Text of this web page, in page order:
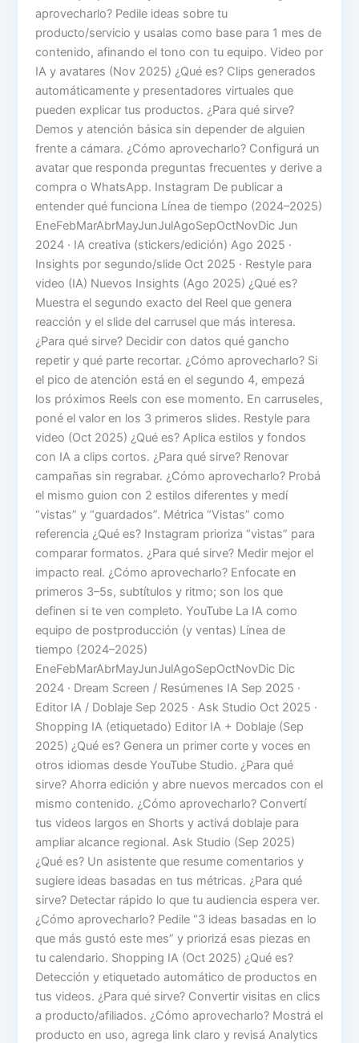
aprovecharlo? Pedile ideas sobre tu
producto/servicio y usalas como base para 1 mes de
contenido, afinando el tono con tu equipo. Video por
IA y avatares (Nov 2025) ¿Qué es? Clips generados
automáticamente y presentadores virtuales que
pueden explicar tus productos. ¿Para qué sirve?
Demos y atención básica sin depender de alguien
frente a cámara. ¿Cómo aprovecharlo? Configurá un
avatar que responda preguntas frecuentes y derive a
compra o WhatsApp. Instagram De publicar a
entender qué funciona Línea de tiempo (2024–2025)
EneFebMarAbrMayJunJulAgoSepOctNovDic Jun
2024 · IA creativa (stickers/edición) Ago 2025 ·
Insights por segundo/slide Oct 2025 · Restyle para
video (IA) Nuevos Insights (Ago 2025) ¿Qué es?
Muestra el segundo exacto del Reel que genera
reacción y el slide del carrusel que más interesa.
¿Para qué sirve? Decidir con datos qué gancho
repetir y qué parte recortar. ¿Cómo aprovecharlo? Si
el pico de atención está en el segundo 4, empezá
los próximos Reels con ese momento. En carruseles,
poné el valor en los 3 primeros slides. Restyle para
video (Oct 2025) ¿Qué es? Aplica estilos y fondos
con IA a clips cortos. ¿Para qué sirve? Renovar
campañas sin regrabar. ¿Cómo aprovecharlo? Probá
el mismo guion con 2 estilos diferentes y medí
“vistas” y “guardados”. Métrica “Vistas” como
referencia ¿Qué es? Instagram prioriza “vistas” para
comparar formatos. ¿Para qué sirve? Medir mejor el
impacto real. ¿Cómo aprovecharlo? Enfocate en
primeros 3–5s, subtítulos y ritmo; son los que
definen si te ven completo. YouTube La IA como
equipo de postproducción (y ventas) Línea de
tiempo (2024–2025)
EneFebMarAbrMayJunJulAgoSepOctNovDic Dic
2024 · Dream Screen / Resúmenes IA Sep 2025 ·
Editor IA / Doblaje Sep 2025 · Ask Studio Oct 2025 ·
Shopping IA (etiquetado) Editor IA + Doblaje (Sep
2025) ¿Qué es? Genera un primer corte y voces en
otros idiomas desde YouTube Studio. ¿Para qué
sirve? Ahorra edición y abre nuevos mercados con el
mismo contenido. ¿Cómo aprovecharlo? Convertí
tus videos largos en Shorts y activá doblaje para
ampliar alcance regional. Ask Studio (Sep 2025)
¿Qué es? Un asistente que resume comentarios y
sugiere ideas basadas en tus métricas. ¿Para qué
sirve? Detectar rápido lo que tu audiencia espera ver.
¿Cómo aprovecharlo? Pedile “3 ideas basadas en lo
que más gustó este mes” y priorizá esas piezas en
tu calendario. Shopping IA (Oct 2025) ¿Qué es?
Detección y etiquetado automático de productos en
tus videos. ¿Para qué sirve? Convertir visitas en clics
a producto/afiliados. ¿Cómo aprovecharlo? Mostrá el
producto en uso, agrega link claro y revisá Analytics